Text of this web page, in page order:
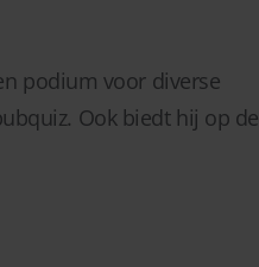
podium voor diverse
Ook biedt hij op de